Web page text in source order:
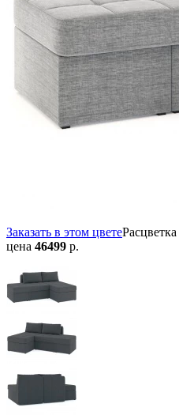
Заказать в этом цветеРасцветка
цена 46499 р.